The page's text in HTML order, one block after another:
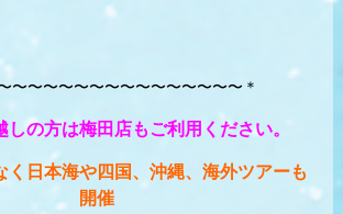
〜〜〜〜〜〜〜〜〜〜〜〜〜〜〜＊
しの方は梅田店もご利用ください。
く日本海や四国、沖縄、海外ツアーも
開催